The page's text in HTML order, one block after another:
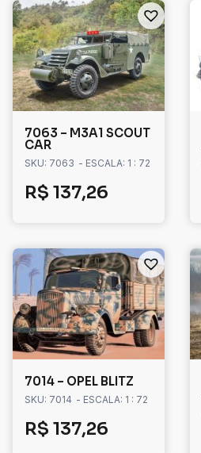
7063 – M3A1 SCOUT
CAR
SKU: 7063 - ESCALA: 1 : 72
R$ 137,26
7014 – OPEL BLITZ
SKU: 7014 - ESCALA: 1 : 72
R$ 137,26